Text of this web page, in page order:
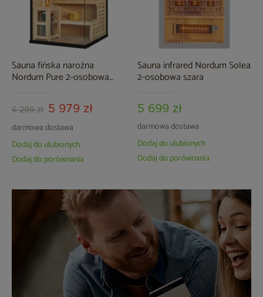
Sauna fińska narożna
Nordum Pure 2-osobowa
6 299 zł 5 979 zł
darmowa dostawa
Dodaj do ulubionych
Dodaj do porównania
Sauna infrared Nordum Solea
2-osobowa szara
5 699 zł
darmowa dostawa
Dodaj do ulubionych
Dodaj do porównania